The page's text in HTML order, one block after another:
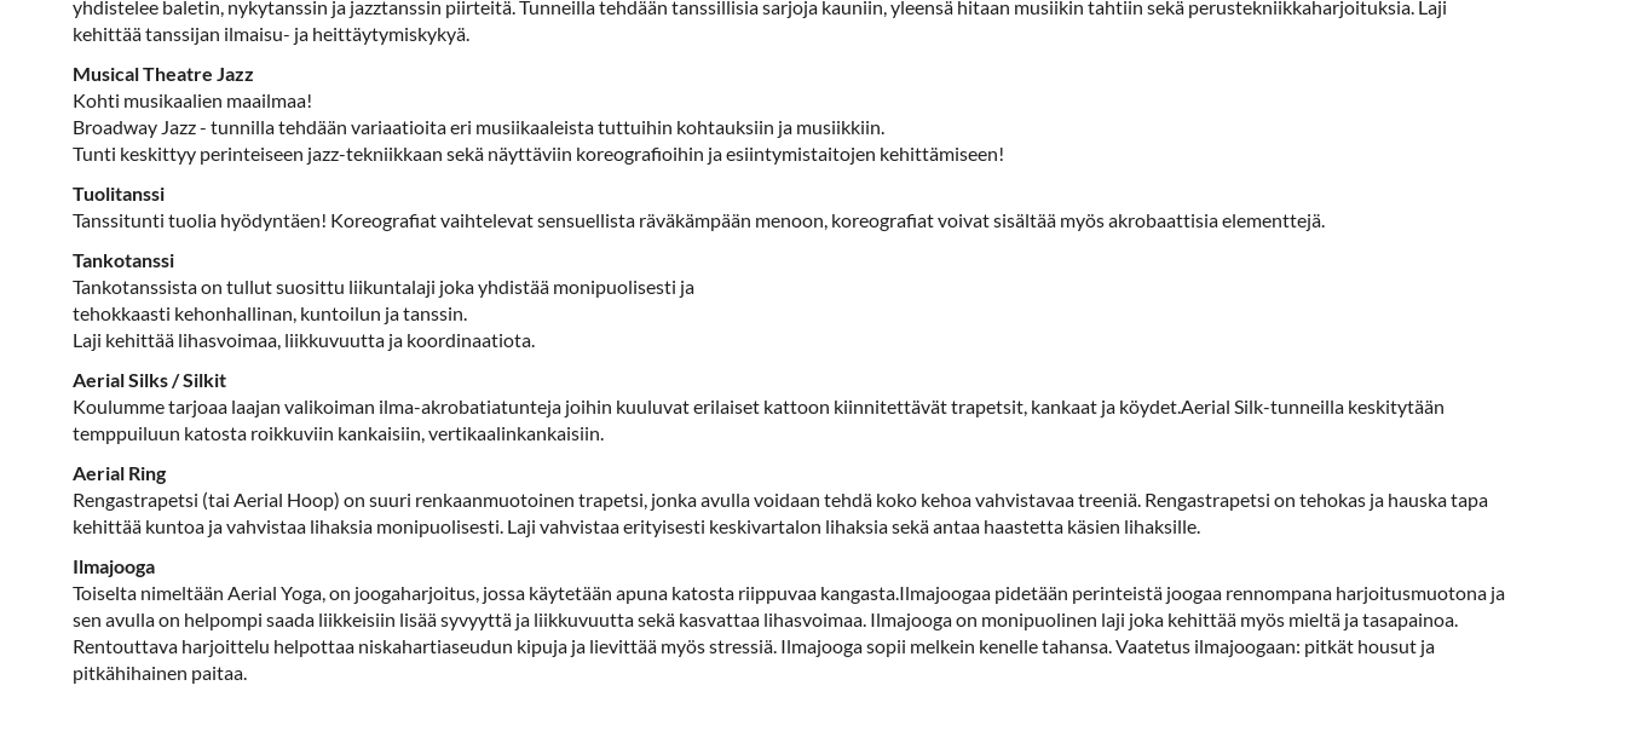
yhdistelee baletin, nykytanssin ja jazztanssin piirteitä. Tunneilla tehdään tanssillisia sarjoja kauniin, yleensä hitaan musiikin tahtiin sekä perustekniikkaharjoituksia. Laji
kehittää tanssijan ilmaisu- ja heittäytymiskykyä.
Musical Theatre Jazz
Kohti musikaalien maailmaa!
Broadway Jazz - tunnilla tehdään variaatioita eri musiikaaleista tuttuihin kohtauksiin ja musiikkiin.
Tunti keskittyy perinteiseen jazz-tekniikkaan sekä näyttäviin koreografioihin ja esiintymistaitojen kehittämiseen!
Tuolitanssi
Tanssitunti tuolia hyödyntäen! Koreografiat vaihtelevat sensuellista räväkämpään menoon, koreografiat voivat sisältää myös akrobaattisia elementtejä.
Tankotanssi
Tankotanssista on tullut suosittu liikuntalaji joka yhdistää monipuolisesti ja
tehokkaasti kehonhallinan, kuntoilun ja tanssin.
Laji kehittää lihasvoimaa, liikkuvuutta ja koordinaatiota.
Aerial Silks / Silkit
Koulumme tarjoaa laajan valikoiman ilma-akrobatiatunteja joihin kuuluvat erilaiset kattoon kiinnitettävät trapetsit, kankaat ja köydet.Aerial Silk-tunneilla keskitytään
temppuiluun katosta roikkuviin kankaisiin, vertikaalinkankaisiin.
Aerial Ring
Rengastrapetsi (tai Aerial Hoop) on suuri renkaanmuotoinen trapetsi, jonka avulla voidaan tehdä koko kehoa vahvistavaa treeniä. Rengastrapetsi on tehokas ja hauska tapa
kehittää kuntoa ja vahvistaa lihaksia monipuolisesti. Laji vahvistaa erityisesti keskivartalon lihaksia sekä antaa haastetta käsien lihaksille.
Ilmajooga
Toiselta nimeltään Aerial Yoga, on joogaharjoitus, jossa käytetään apuna katosta riippuvaa kangasta.Ilmajoogaa pidetään perinteistä joogaa rennompana harjoitusmuotona ja
sen avulla on helpompi saada liikkeisiin lisää syvyyttä ja liikkuvuutta sekä kasvattaa lihasvoimaa. Ilmajooga on monipuolinen laji joka kehittää myös mieltä ja tasapainoa.
Rentouttava harjoittelu helpottaa niskahartiaseudun kipuja ja lievittää myös stressiä. Ilmajooga sopii melkein kenelle tahansa. Vaatetus ilmajoogaan: pitkät housut ja
pitkähihainen paitaa.